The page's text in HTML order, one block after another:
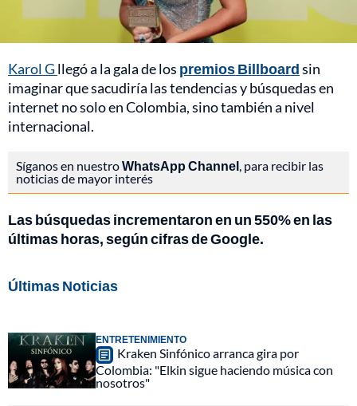
Karol Gllegó a la gala de los premios Billboardsin
imaginar que sacudiría las tendencias y búsquedas en
internet no solo en Colombia, sino también a nivel
internacional.
Síganos en nuestroWhatsApp Channel, para recibir las
noticias de mayor interés
Las búsquedas incrementaron en un 550% en las
últimas horas, según cifras de Google.
Últimas Noticias
ENTRETENIMIENTO
Kraken Sinfónico arranca gira por
Colombia: "Elkin sigue haciendo música con
nosotros"